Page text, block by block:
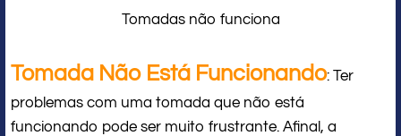
Tomadas não funciona
Tomada Não Está Funcionando: Ter
problemas com uma tomada que não está
funcionando pode ser muito frustrante. Afinal, a